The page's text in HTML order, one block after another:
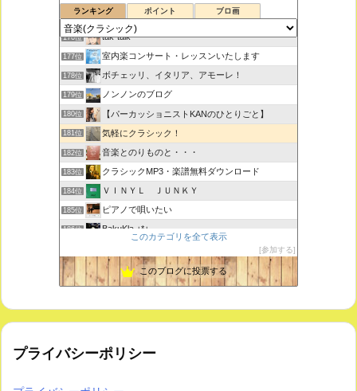
ランキング ポイント ブロ画
175位 思えば遠くへ来たもんだ
176位 tak-talk
177位 室内楽コンサート・レッスンいたします
178位 ボチェッリ、イタリア、アモーレ！
179位 ノンノンのブログ
180位 【パーカッショニストKANのひとりごと】
181位 気軽にクラシック！
182位 音楽とのりものと・・・
183位 クラシックMP3・楽譜無料ダウンロード
184位 ＶＩＮＹＬ ＪＵＮＫＹ
185位 ピアノで唄いたい
186位 BakuKla +*+
188位 ときどき書きます♪
このカテゴリを全て表示
参加する
このブログに投票する
プライバシーポリシー